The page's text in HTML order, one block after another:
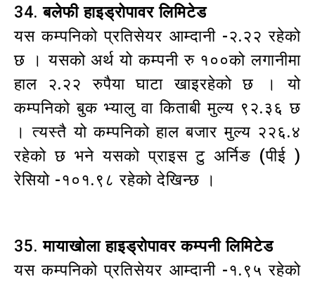
34.बलेफी हाइड्रोपावर लिमिटेड
यस कम्पनिको प्रतिसेयर आम्दानी -२.२२ रहेको
छ । यसको अर्थ यो कम्पनी रु १००को लगानीमा
हाल २.२२ रुपैया घाटा खाइरहेको छ । यो
कम्पनिको बुक भ्यालु वा किताबी मुल्य ९२.३६ छ
। त्यस्तै यो कम्पनिको हाल बजार मुल्य २२६.४
रहेको छ भने यसको प्राइस टु अर्निङ (पीई )
रेसियो -१०१.९८ रहेको देखिन्छ ।
35.मायाखोला हाइड्रोपावर कम्पनी लिमिटेड
यस कम्पनिको प्रतिसेयर आम्दानी -१.९५ रहेको